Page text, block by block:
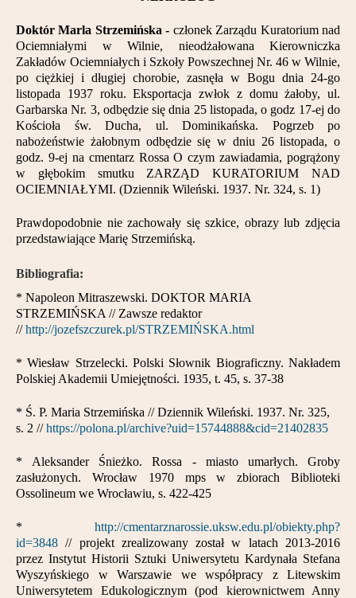
Doktór Marla Strzemińska - członek Zarządu Kuratorium nad
Ociemniałymi w Wilnie, nieodżałowana Kierowniczka
Zakładów Ociemniałych i Szkoły Powszechnej Nr. 46 w Wilnie,
po ciężkiej i długiej chorobie, zasnęła w Bogu dnia 24-go
listopada 1937 roku. Eksportacja zwłok z domu żałoby, ul.
Garbarska Nr. 3, odbędzie się dnia 25 listopada, o godz 17-ej do
Kościoła św. Ducha, ul. Dominikańska. Pogrzeb po
nabożeństwie żałobnym odbędzie się w dniu 26 listopada, o
godz. 9-ej na cmentarz Rossa O czym zawiadamia, pogrążony
w głębokim smutku ZARZĄD KURATORIUM NAD
OCIEMNIAŁYMI. (Dziennik Wileński. 1937. Nr. 324, s. 1)
Prawdopodobnie nie zachowały się szkice, obrazy lub zdjęcia
przedstawiające Marię Strzemińską.
Bibliografia:
* Napoleon Mitraszewski. DOKTOR MARIA
STRZEMIŃSKA // Zawsze redaktor
//http://jozefszczurek.pl/STRZEMIŃSKA.html
* Wiesław Strzelecki. Polski Słownik Biograficzny. Nakładem
Polskiej Akademii Umiejętności. 1935, t. 45, s. 37-38
* Ś. P. Maria Strzemińska // Dziennik Wileński. 1937. Nr. 325,
s. 2 //https://polona.pl/archive?uid=15744888&cid=21402835
* Aleksander Śnieżko. Rossa - miasto umarłych. Groby
zasłużonych. Wrocław 1970 mps w zbiorach Biblioteki
Ossolineum we Wrocławiu, s. 422-425
* http://cmentarznarossie.uksw.edu.pl/obiekty.php?
id=3848 // projekt zrealizowany został w latach 2013-2016
przez Instytut Historii Sztuki Uniwersytetu Kardynała Stefana
Wyszyńskiego w Warszawie we współpracy z Litewskim
Uniwersytetem Edukologicznym (pod kierownictwem Anny